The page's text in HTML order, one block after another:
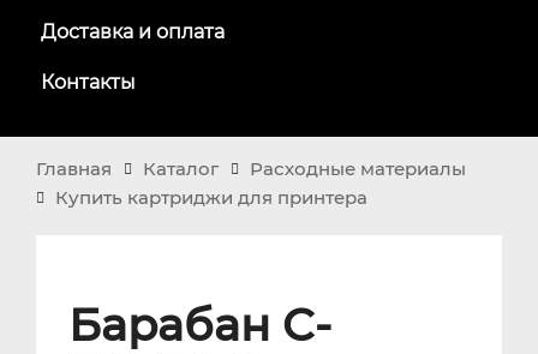
Доставка и оплата
Контакты
Главная Каталог
Расходные материалы
Купить картриджи для принтера
Барабан C-